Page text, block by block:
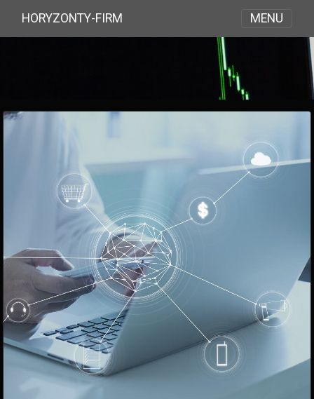
HORYZONTY-FIRM MENU